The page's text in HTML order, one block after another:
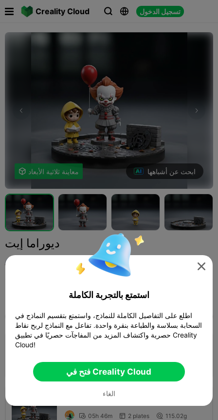
Creality Cloud   تسجيل الدخول
 
 معاينة ثلاثية الأبعاد ابحث عن أشباهها
ديوراما إيت
إضافة مجسمات مصغرة
الجميع K2 Plus K2 Pro K2 K2 SE
المؤلف  09h 26m  3 plates  117.72g
 05h 46m  2 plates  115.02g

استمتع بالتجربة الكاملة
اطلع على التفاصيل الكاملة للنماذج، واستمتع بتقسيم النماذج في
السحابة بسلاسة والطباعة بنقرة واحدة. تفاعل مع النماذج لربح نقاط
حصرية واكتشاف المزيد من المفاجآت حصريًا في تطبيق Creality
Cloud!
فتح في Creality Cloud
الغاء